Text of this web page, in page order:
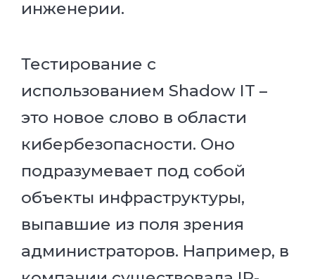
инженерии.
Тестирование с
использованием Shadow IT –
это новое слово в области
кибербезопасности. Оно
подразумевает под собой
объекты инфраструктуры,
выпавшие из поля зрения
администраторов. Например, в